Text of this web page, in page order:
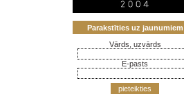
Parakstīties uz jaunumiem
Vārds, uzvārds
E-pasts
pieteikties